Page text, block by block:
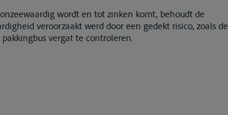
wordt en tot zinken komt, behoudt de
veroorzaakt werd door een gedekt risico, zoals de
vergat te controleren.